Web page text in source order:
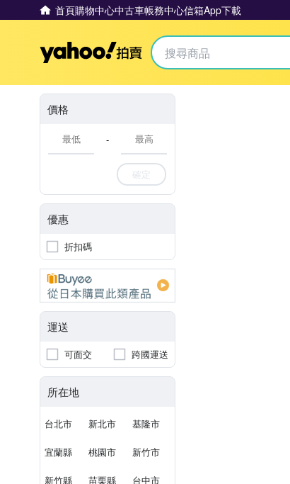
首頁購物中心中古車帳務中心信箱App下載
Yahoo拍賣
價格
-
確定
優惠
折扣碼
運送
可面交 跨國運送
所在地
台北市 新北市 基隆市
宜蘭縣 桃園市 新竹市
新竹縣 苗栗縣 台中市